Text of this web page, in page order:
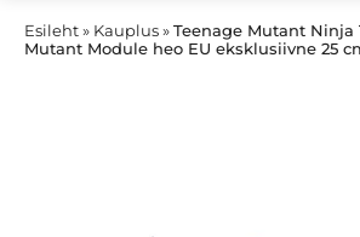
Esileht» Kauplus»Teenage Mutant Ninja
Mutant Module heo EU eksklusiivne 25